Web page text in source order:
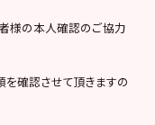
様の本人確認のご協力
確認させて頂きますの